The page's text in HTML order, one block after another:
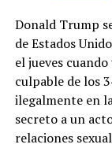
Donald Trump
de Estados
el jueves
culpable de los
ilegalmente en
secreto a un
relaciones